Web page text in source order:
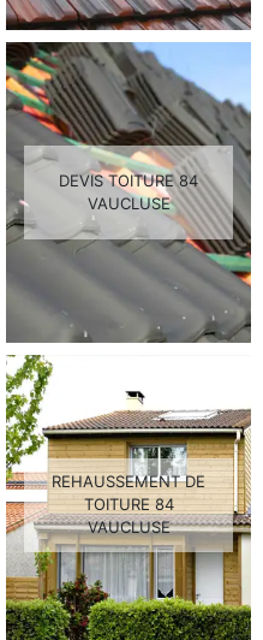
DEVIS TOITURE 84
VAUCLUSE
REHAUSSEMENT DE
TOITURE 84
VAUCLUSE